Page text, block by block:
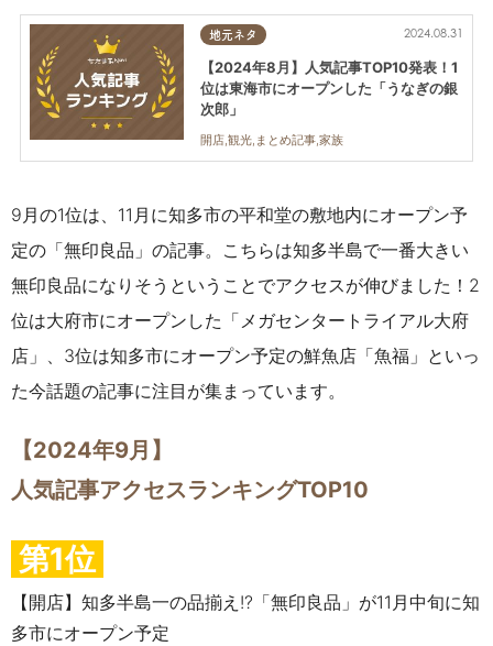
地元ネタ 2024.08.31
【2024年8月】人気記事TOP10発表！1
位は東海市にオープンした「うなぎの銀
次郎」
開店,観光,まとめ記事,家族
9月の1位は、11月に知多市の平和堂の敷地内にオープン予
定の「無印良品」の記事。こちらは知多半島で一番大きい
無印良品になりそうということでアクセスが伸びました！2
位は大府市にオープンした「メガセンタートライアル大府
店」、3位は知多市にオープン予定の鮮魚店「魚福」 といっ
た今話題の記事に注目が集まっています。
【2024年9月】
人気記事アクセスランキングTOP10
第1位
【開店】知多半島一の品揃え!?「無印良品」が11月中旬に知
多市にオープン予定